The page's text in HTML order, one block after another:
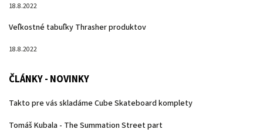
18.8.2022
Veľkostné tabuľky Thrasher produktov
18.8.2022
ČLÁNKY - NOVINKY
Takto pre vás skladáme Cube Skateboard komplety
Tomáš Kubala - The Summation Street part